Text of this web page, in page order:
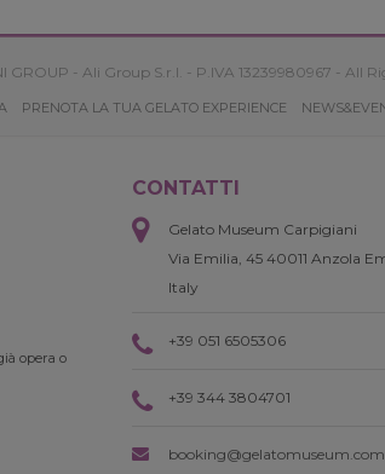
- Ali Group S.r.l. - P.IVA 13239980967 - All
PRENOTA LA TUA GELATO EXPERIENCE
opera o
CONTATTI
Gelato Museum Carpigiani
Via Emilia, 45 40011 Anzola
Italy
+39 051 6505306
+39 344 3804701
booking@gelatomuseum.com